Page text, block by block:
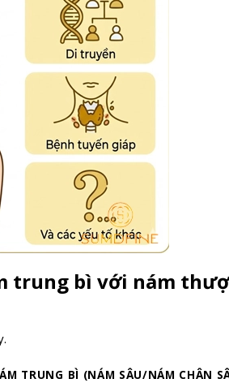
trung bì với nám
TRUNG BÌ (NÁM SÂU/NÁM CHÂN